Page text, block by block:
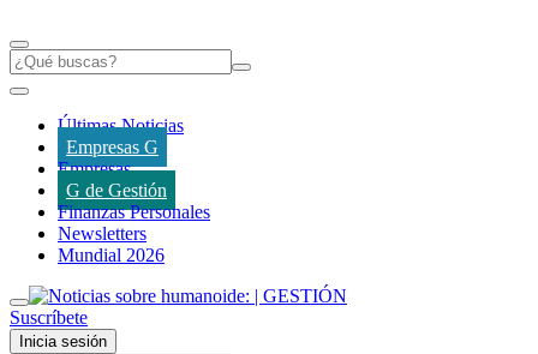
Últimas Noticias
Empresas G
Empresas
G de Gestión
Finanzas Personales
Newsletters
Mundial 2026
Suscríbete
Inicia sesión